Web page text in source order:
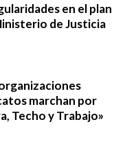
en el plan
de Justicia
marchan por
Techo y Trabajo»